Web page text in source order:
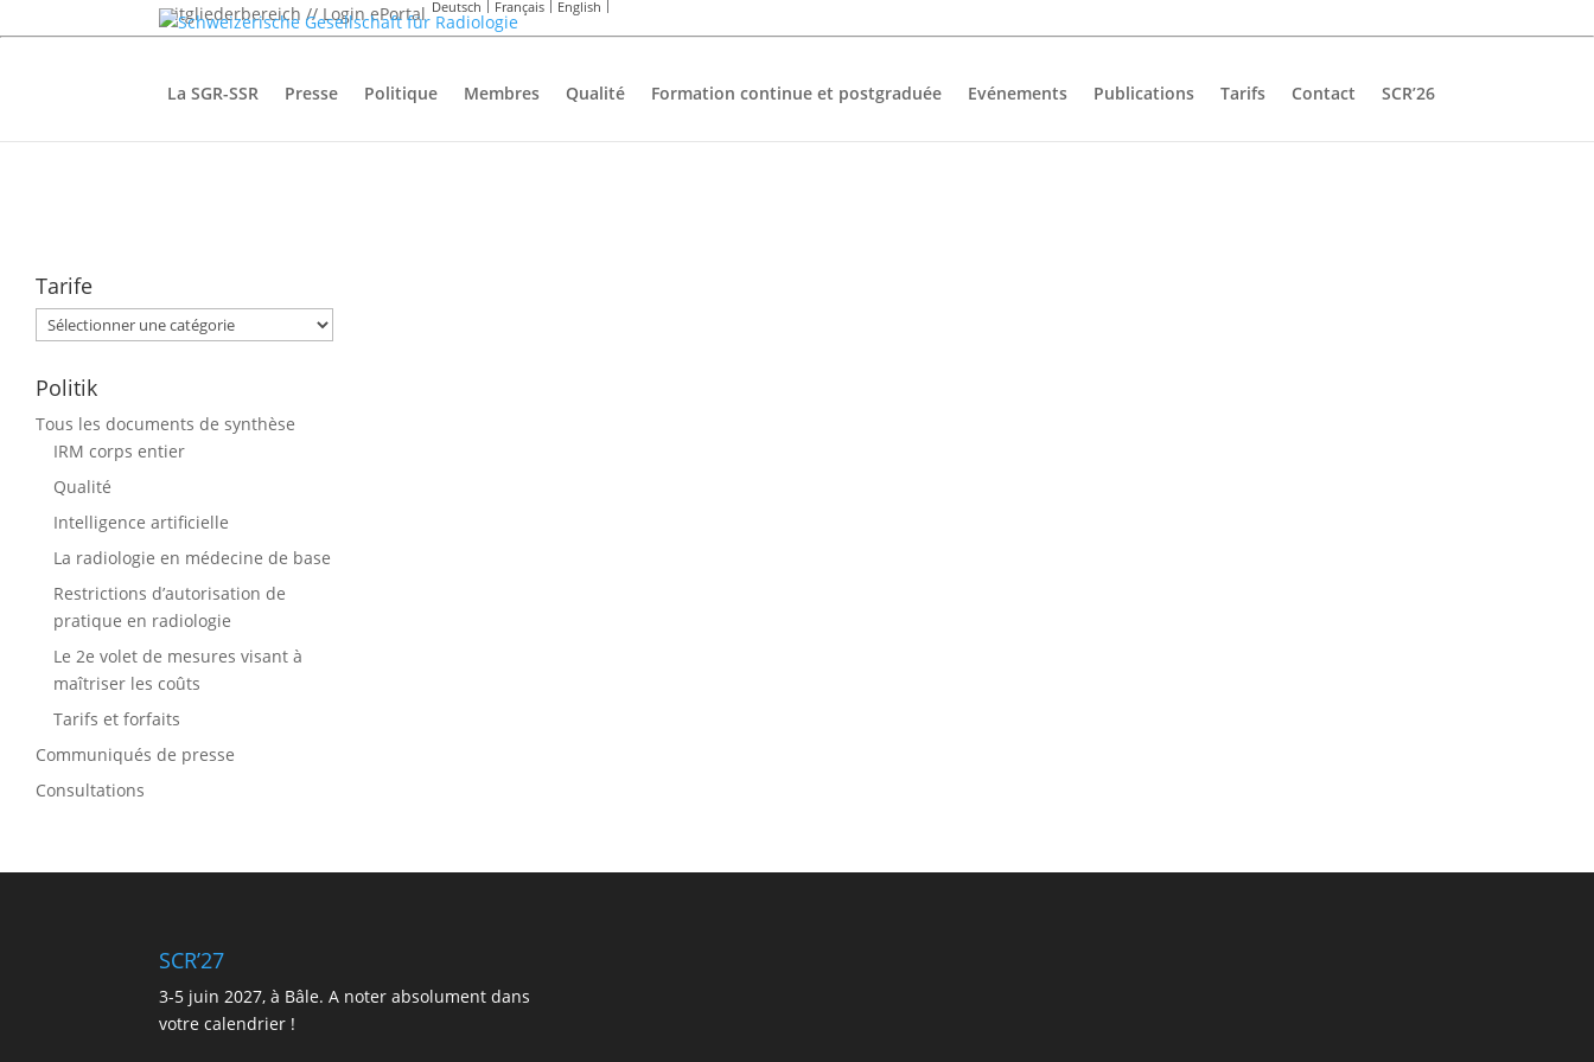
Mitgliederbereich // Login ePortal Deutsch Français English
La SGR-SSR Presse Politique Membres Qualité Formation continue et postgraduée Evénements Publications Tarifs Contact SCR’26
Tarife
Tarife
Politik
Tous les documents de synthèse
IRM corps entier
Qualité
Intelligence artificielle
La radiologie en médecine de base
Restrictions d’autorisation de
pratique en radiologie
Le 2e volet de mesures visant à
maîtriser les coûts
Tarifs et forfaits
Communiqués de presse
Consultations
SCR’27
3-5 juin 2027, à Bâle. A noter absolument dans
votre calendrier !